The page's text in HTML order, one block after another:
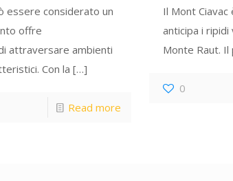
essere considerato un
offre
attraversare ambienti
Con la […]
Read more
Il Mont
anticipa i
Monte Raut.
0